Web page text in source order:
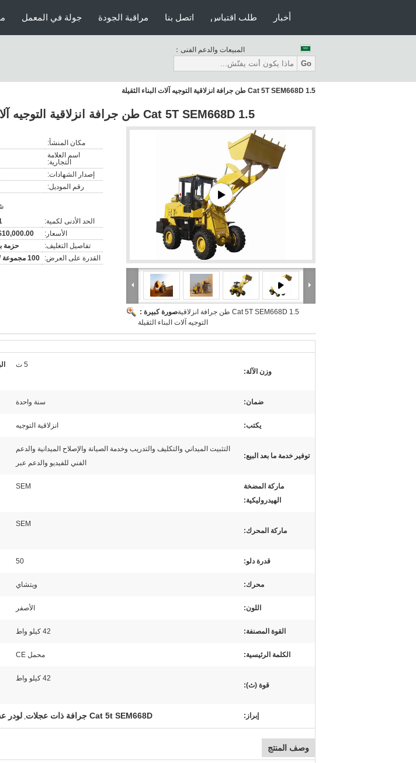
جولة في المعمل مراقبة الجودة اتصل بنا طلب اقتباس أخبار
المبيعات والدعم الفنى：
Go
Cat 5T SEM668D 1.5 طن جرافة انزلاقية التوجيه آلات البناء الثقيلة
Cat 5T SEM668D 1.5 طن جرافة انزلاقية التوجيه آلات البناء الثقيلة
صورة كبيرة :Cat 5T SEM668D 1.5 طن جرافة انزلاقية
التوجيه آلات البناء الثقيلة
مكان المنشأ:
اسم العلامة
التجارية:
إصدار الشهادات:
رقم الموديل:
الحد الأدنى لكمية:
1
الأسعار:
- $20,000.00 / Set
تفاصيل التغليف:
حزمة
القدرة على العرض:
100 مجموعة / مجموعات في السنة
وزن الآلة:
5 ت
ضمان: سنة واحدة
يكتب: انزلاقية التوجيه
توفير خدمة ما بعد البيع:
التثبيت الميداني والتكليف والتدريب وخدمة الصيانة والإصلاح الميدانية والدعم
الفني للفيديو والدعم عبر
ماركة المضخة
الهيدروليكية:
SEM
ماركة المحرك:
SEM
قدرة دلو: 50
محرك: ويتشاي
اللون: الأصفر
القوة المصنفة: 42 كيلو واط
الكلمة الرئيسية: محمل CE
قوة (ث):
42 كيلو واط
إبراز: Cat 5t SEM668D جرافة ذات عجلات , لودر
وصف المنتج